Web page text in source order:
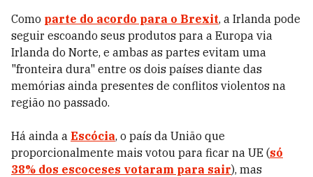
Como parte do acordo para o Brexit, a Irlanda pode
seguir escoando seus produtos para a Europa via
Irlanda do Norte, e ambas as partes evitam uma
"fronteira dura" entre os dois países diante das
memórias ainda presentes de conflitos violentos na
região no passado.
Há ainda a Escócia, o país da União que
proporcionalmente mais votou para ficar na UE (só
38% dos escoceses votaram para sair), mas